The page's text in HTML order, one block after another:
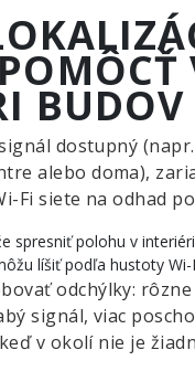
BUDOV
dostupný
alebo doma),
Fi siete na odhad
spresniť polohu v interiéri
líšiť podľa hustoty
odchýlky:
signál, viac
v okolí nie je